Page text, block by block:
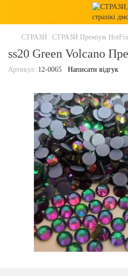
СТРАЗИ СТРАЗИ Преміум HotFix
ss20 Green Volcano
Артикул: 12-0065 Написати відгук